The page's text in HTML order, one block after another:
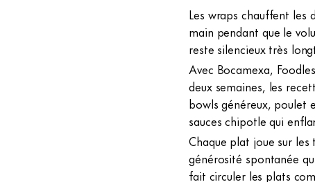
Les wraps chauffent les
main pendant que le
reste silencieux très
Avec Bocamexa,
deux semaines, les
bowls généreux, poulet
sauces chipotle qui
Chaque plat joue sur
générosité spontanée
fait circuler les plats